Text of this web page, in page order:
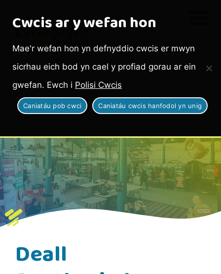
Cwcis ar y wefan hon
Mae'r wefan hon yn defnyddio cwcis er mwyn
sicrhau eich bod yn cael y profiad gorau ar ein
gwefan. Ewch i Polisi Cwcis
Caniatáu pob cwci Caniatáu cwcis hanfodol yn unig
Deall